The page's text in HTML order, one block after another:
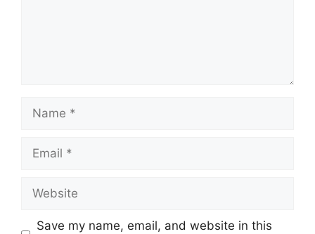
Name
Email
Website
Save my name, email, and website in this